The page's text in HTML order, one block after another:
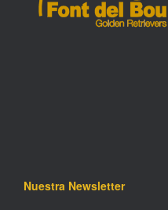
Nuestra Newsletter